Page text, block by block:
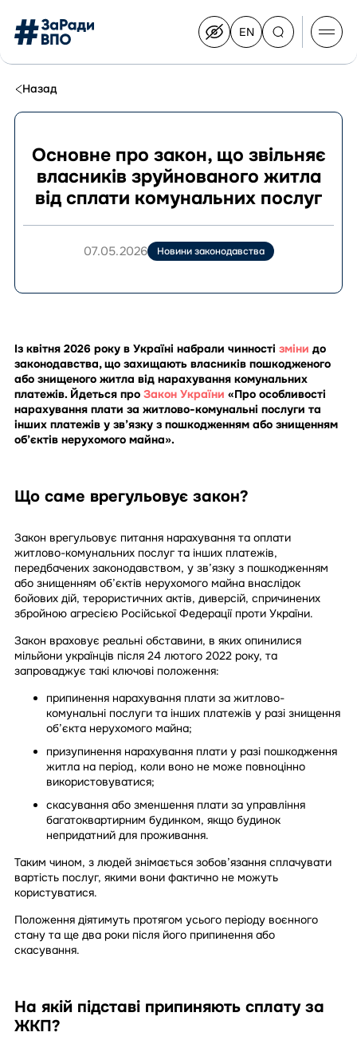
Switch
English
EN
Про Конгрес
Склад Конгресу
Назад
Основне про закон, що звільняє
власників зруйнованого житла
від сплати комунальних послуг
07.05.2026 Новини законодавства
Із квітня 2026 року в Україні набрали чинності зміни до
законодавства, що захищають власників пошкодженого
або знищеного житла від нарахування комунальних
платежів. Йдеться про Закон України «Про особливості
нарахування плати за житлово-комунальні послуги та
інших платежів у зв’язку з пошкодженням або знищенням
об’єктів нерухомого майна».
Що саме врегульовує закон?
Закон врегульовує питання нарахування та оплати
житлово-комунальних послуг та інших платежів,
передбачених законодавством, у зв’язку з пошкодженням
або знищенням об’єктів нерухомого майна внаслідок
бойових дій, терористичних актів, диверсій, спричинених
збройною агресією Російської Федерації проти України.
Закон враховує реальні обставини, в яких опинилися
мільйони українців після 24 лютого 2022 року, та
запроваджує такі ключові положення:
припинення нарахування плати за житлово-
комунальні послуги та інших платежів у разі знищення
об’єкта нерухомого майна;
призупинення нарахування плати у разі пошкодження
житла на період, коли воно не може повноцінно
використовуватися;
скасування або зменшення плати за управління
багатоквартирним будинком, якщо будинок
непридатний для проживання.
Таким чином, з людей знімається зобов’язання сплачувати
вартість послуг, якими вони фактично не можуть
користуватися.
Положення діятимуть протягом усього періоду воєнного
стану та ще два роки після його припинення або
скасування.
На якій підставі припиняють сплату за
ЖКП?